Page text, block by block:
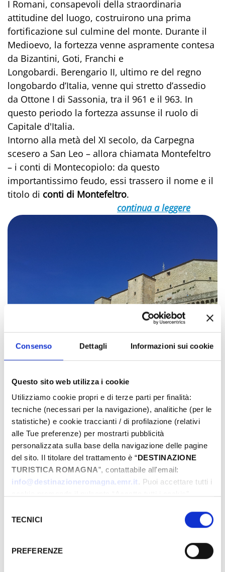
Consenso Dettagli Informazioni sui cookie
Questo sito web utilizza i cookie
Utilizziamo cookie propri e di terze parti per finalità:
tecniche (necessari per la navigazione), analitiche (per le
statistiche) e cookie traccianti / di profilazione (relativi
alle Tue preferenze) per mostrarti pubblicità
personalizzata sulla base della navigazione delle pagine
del sito. Il titolare del trattamento è “DESTINAZIONE
TURISTICA ROMAGNA”, contattabile all'email:
info@destinazioneromagna.emr.it. Puoi accettare tutti i
gestire le tue preferenze facendo clic su “Personalizza”.
Qualora acconsenti a tutti i cookie i Tuoi dati potranno
attualmente non fornisce garanzie idonee per il
delTECNICI
PREFERENZE
I Romani, consapevoli della straordinaria
attitudine del luogo, costruirono una prima
fortificazione sul culmine del monte. Durante il
Medioevo, la fortezza venne aspramente contesa
da Bizantini, Goti, Franchi e
Longobardi. Berengario II, ultimo re del regno
longobardo d’Italia, venne qui stretto d’assedio
da Ottone I di Sassonia, tra il 961 e il 963. In
questo periodo la fortezza assunse il ruolo di
Capitale d'Italia.
Intorno alla metà del XI secolo, da Carpegna
scesero a San Leo – allora chiamata Montefeltro
– i conti di Montecopiolo: da questo
importantissimo feudo, essi trassero il nome e il
titolo di conti di Montefeltro.
continua a leggere